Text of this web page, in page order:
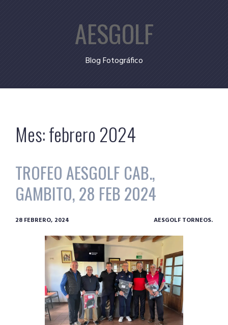
AESGOLF
Blog Fotográfico
Mes:febrero 2024
TROFEO AESGOLF CAB.,
GAMBITO, 28 FEB 2024
28 FEBRERO, 2024 AESGOLF TORNEOS.